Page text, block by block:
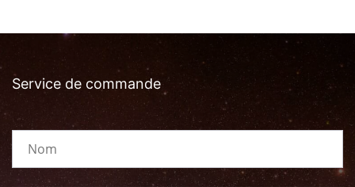
Service de commande